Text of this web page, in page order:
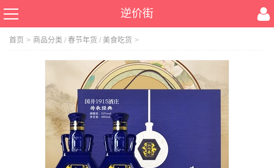
逆价街
首页 > 商品分类 / 春节年货 / 美食吃货 >